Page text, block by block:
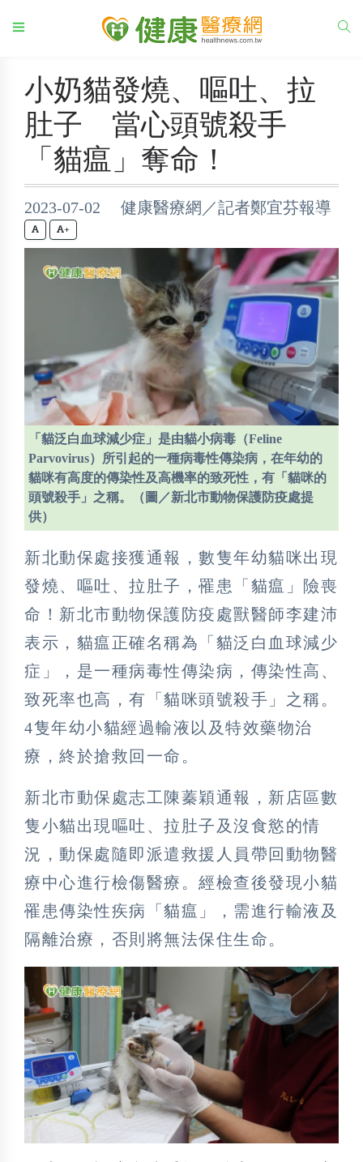
小奶貓發燒、嘔吐、拉
肚子 當心頭號殺手
「貓瘟」奪命！
2023-07-02 健康醫療網／記者鄭宜芬報導
+
「貓泛白血球減少症」是由貓小病毒（Feline
Parvovirus）所引起的一種病毒性傳染病，在年幼的
貓咪有高度的傳染性及高機率的致死性，有「貓咪的
頭號殺手」之稱。（圖／新北市動物保護防疫處提
供）
新北動保處接獲通報，數隻年幼貓咪出現
發燒、嘔吐、拉肚子，罹患「貓瘟」險喪
命！新北市動物保護防疫處獸醫師李建沛
表示，貓瘟正確名稱為「貓泛白血球減少
症」，是一種病毒性傳染病，傳染性高、
致死率也高，有「貓咪頭號殺手」之稱。
4隻年幼小貓經過輸液以及特效藥物治
療，終於搶救回一命。
新北市動保處志工陳蓁穎通報，新店區數
隻小貓出現嘔吐、拉肚子及沒食慾的情
況，動保處隨即派遣救援人員帶回動物醫
療中心進行檢傷醫療。經檢查後發現小貓
罹患傳染性疾病「貓瘟」，需進行輸液及
隔離治療，否則將無法保住生命。